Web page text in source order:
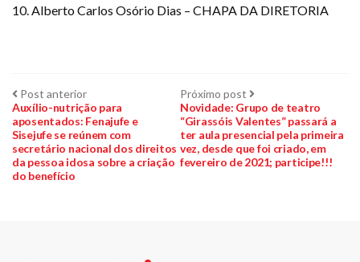
10. Alberto Carlos Osório Dias – CHAPA DA DIRETORIA
Navegação
de
Post
Post anteriorPost
anterior:
Auxílio-nutrição para
aposentados: Fenajufe e
Sisejufe se reúnem com
secretário nacional dos direitos
da pessoa idosa sobre a criação
do benefício
Próximo post Próximo
post:
Novidade: Grupo de teatro
“Girassóis Valentes” passará a
ter aula presencial pela primeira
vez, desde que foi criado, em
fevereiro de 2021; participe!!!